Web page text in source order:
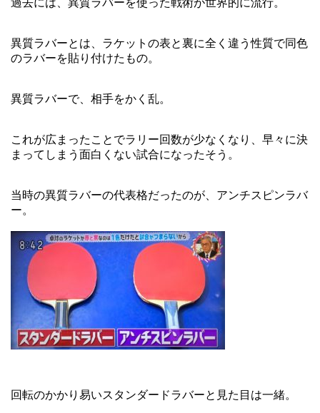
過去には、異質ラバーを使った戦術が世界的に流行。
異質ラバーとは、ラケットの表と裏に全く違う性質で同色
のラバーを貼り付けたもの。
異質ラバーで、相手をかく乱。
これが広まったことでラリー回数が少なくなり、早々に決
まってしまう面白くない試合になったそう。
当時の異質ラバーの代表格だったのが、アンチスピンラバ
ー。
回転のかかり易いスタンダードラバーと見た目は一緒。